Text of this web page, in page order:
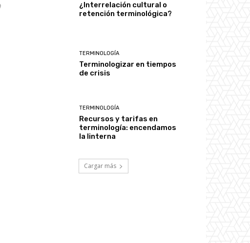
¿Interrelación cultural o
retención terminológica?
TERMINOLOGÍA
Terminologizar en tiempos
de crisis
TERMINOLOGÍA
Recursos y tarifas en
terminología: encendamos
la linterna
Cargar más